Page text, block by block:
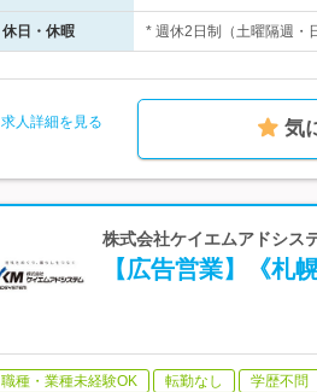
休日・休暇 * 週休2日制（土曜隔週
求人詳細を見る 気
株式会社ケイエムアドシス
【広告営業】《
職種・業種未経験OK 転勤なし 学歴不問